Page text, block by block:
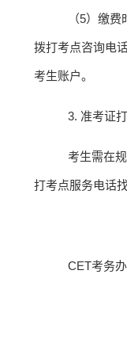
（5）缴费
拨打考点咨询电
考生账户。
3. 准考证
考生需在
打考点服务电话
CET考务